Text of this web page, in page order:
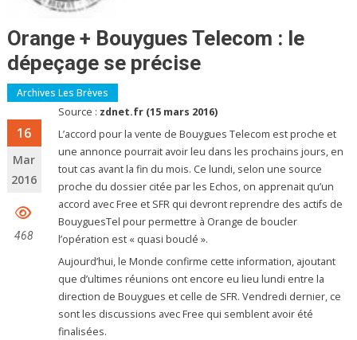
Orange + Bouygues Telecom : le
dépeçage se précise
Archives Les Brèves
16
Mar
2016
468
Source : zdnet.fr (15 mars 2016)
L’accord pour la vente de Bouygues Telecom est proche et
une annonce pourrait avoir leu dans les prochains jours, en
tout cas avant la fin du mois. Ce lundi, selon une source
proche du dossier citée par les Echos, on apprenait qu’un
accord avec Free et SFR qui devront reprendre des actifs de
BouyguesTel pour permettre à Orange de boucler
l’opération est « quasi bouclé ».
Aujourd’hui, le Monde confirme cette information, ajoutant
que d’ultimes réunions ont encore eu lieu lundi entre la
direction de Bouygues et celle de SFR. Vendredi dernier, ce
sont les discussions avec Free qui semblent avoir été
finalisées.